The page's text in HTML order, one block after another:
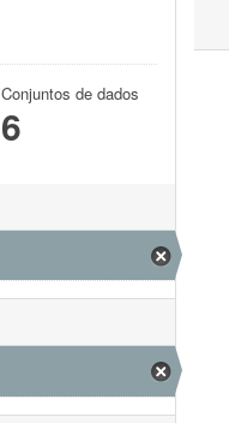
Conjuntos de dados
6